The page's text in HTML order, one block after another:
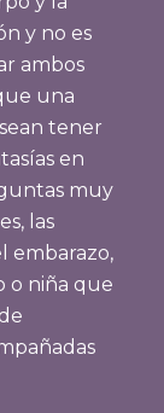
y no es
ambos
una
tener
en
muy
las
embarazo,
o niña que